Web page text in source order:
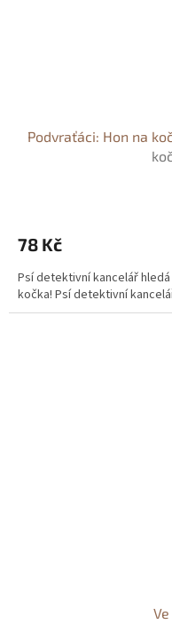
Podvraťáci: Hon na
78 Kč
Psí detektivní kancelář
kočka! Psí detektivní